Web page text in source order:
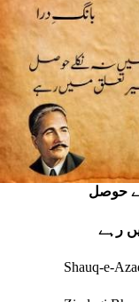
حوصل
رہے
Shauq-e-